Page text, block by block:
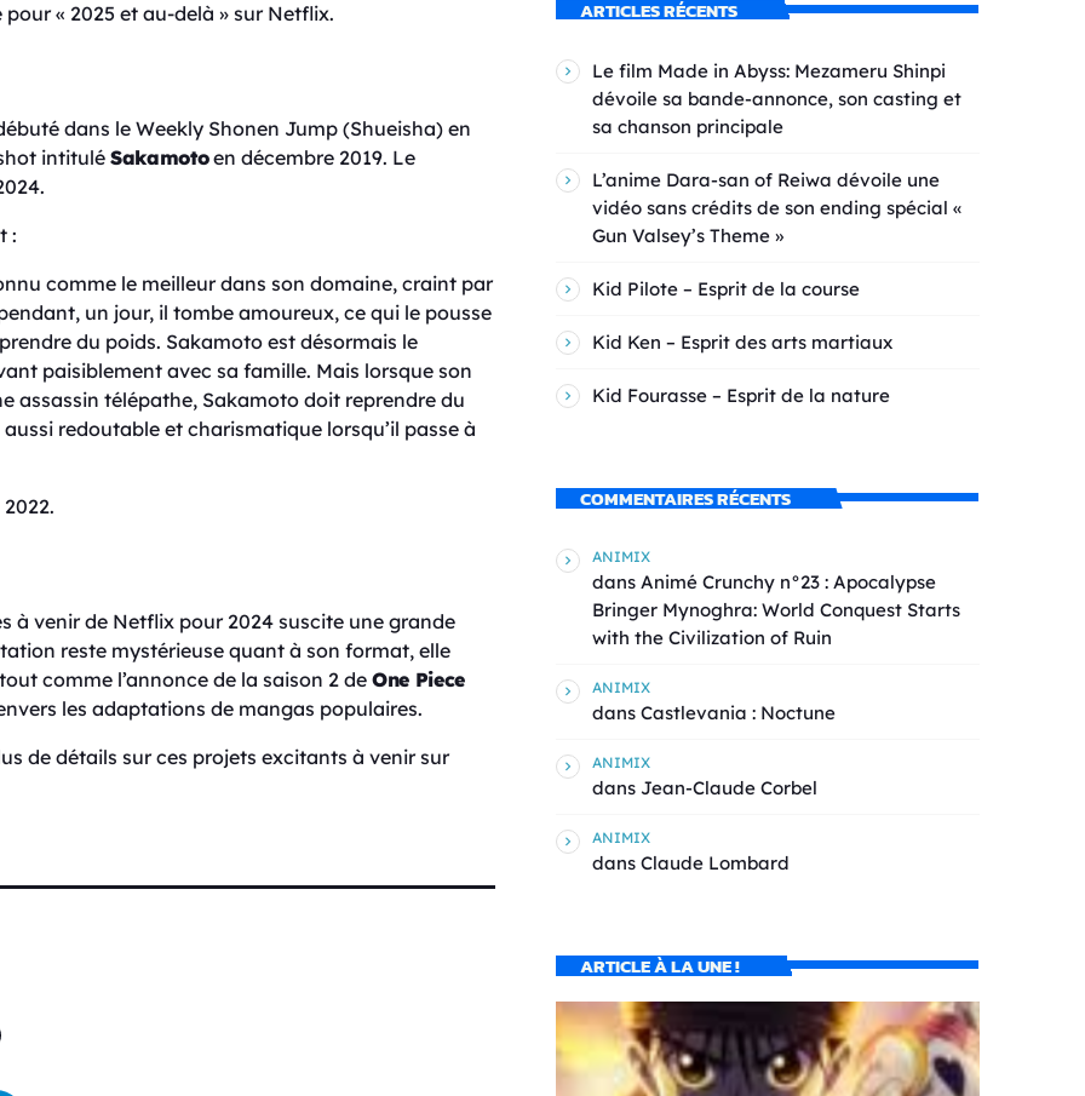
pour « 2025 et au-delà » sur Netflix.
dans le Weekly Shonen Jump (Shueisha) en
intitulé Sakamotoen décembre 2019. Le
:
comme le meilleur dans son domaine, craint par
un jour, il tombe amoureux, ce qui le pousse
du poids. Sakamoto est désormais le
paisiblement avec sa famille. Mais lorsque son
assassin télépathe, Sakamoto doit reprendre du
redoutable et charismatique lorsqu’il passe à
à venir de Netflix pour 2024 suscite une grande
reste mystérieuse quant à son format, elle
comme l’annonce de la saison 2 de One Piece
les adaptations de mangas populaires.
de détails sur ces projets excitants à venir sur
ARTICLES RÉCENTS
Le film Made in Abyss: Mezameru Shinpi
dévoile sa bande-annonce, son casting et
sa chanson principale
L’anime Dara-san of Reiwa dévoile une
vidéo sans crédits de son ending spécial «
Gun Valsey’s Theme »
Kid Pilote – Esprit de la course
Kid Ken – Esprit des arts martiaux
Kid Fourasse – Esprit de la nature
COMMENTAIRES RÉCENTS
ANIMIX
dans Animé Crunchy n°23 : Apocalypse
Bringer Mynoghra: World Conquest Starts
with the Civilization of Ruin
ANIMIX
dans Castlevania : Noctune
ANIMIX
dans Jean-Claude Corbel
ANIMIX
dans Claude Lombard
ARTICLE À LA UNE !